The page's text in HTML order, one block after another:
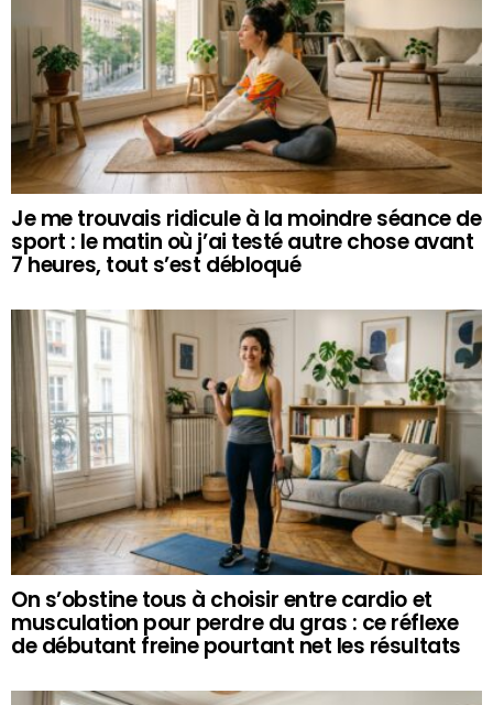
Je me trouvais ridicule à la moindre séance de
sport : le matin où j’ai testé autre chose avant
7 heures, tout s’est débloqué
On s’obstine tous à choisir entre cardio et
musculation pour perdre du gras : ce réflexe
de débutant freine pourtant net les résultats